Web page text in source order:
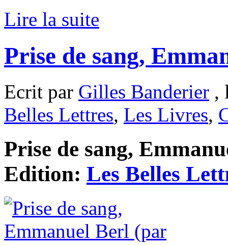
Lire la suite
Prise de sang,
Ecrit par Gilles Banderier ,
Belles Lettres, Les Livres,
Prise de sang,
Edition: Les Belles